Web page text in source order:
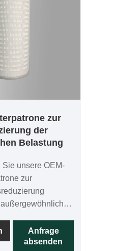
zur
der
Belastung
Sie unsere OEM-
zur
werden mit
PTFE-
Anfrage
absenden